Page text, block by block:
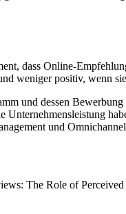
dass Online-
weniger positiv, wenn
und dessen
und
The Role of